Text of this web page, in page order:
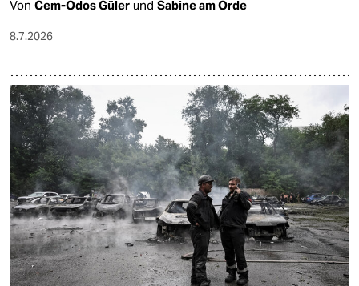
Von Cem-Odos Güler und Sabine am Orde
8.7.2026